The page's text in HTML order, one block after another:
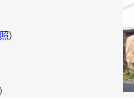
）
）